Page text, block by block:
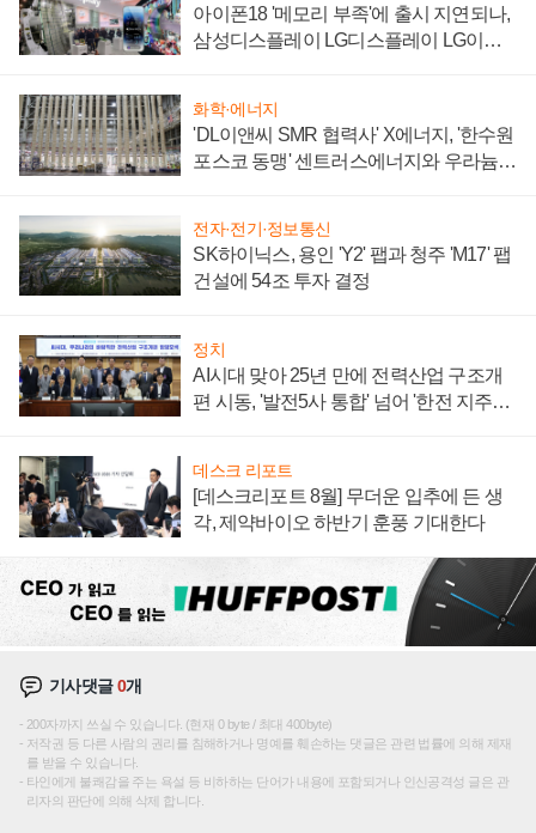
아이폰18 '메모리 부족'에 출시 지연되나,
삼성디스플레이 LG디스플레이 LG이노
화학·에너지
'DL이앤씨 SMR 협력사' X에너지, '한수원
포스코 동맹' 센트러스에너지와 우라늄
전자·전기·정보통신
SK하이닉스, 용인 'Y2' 팹과 청주 'M17' 팹
건설에 54조 투자 결정
정치
AI시대 맞아 25년 만에 전력산업 구조개
편 시동, '발전5사 통합' 넘어 '한전 지주사'
데스크 리포트
[데스크리포트 8월] 무더운 입추에 든 생
각, 제약바이오 하반기 훈풍 기대한다
기사댓글0개
200자까지 쓰실 수 있습니다. (현재 0 byte / 최대 400byte)
저작권 등 다른 사람의 권리를 침해하거나 명예를 훼손하는 댓글은 관련 법률에 의해 제재
를 받을 수 있습니다.
타인에게 불쾌감을 주는 욕설 등 비하하는 단어가 내용에 포함되거나 인신공격성 글은 관
리자의 판단에 의해 삭제 합니다.